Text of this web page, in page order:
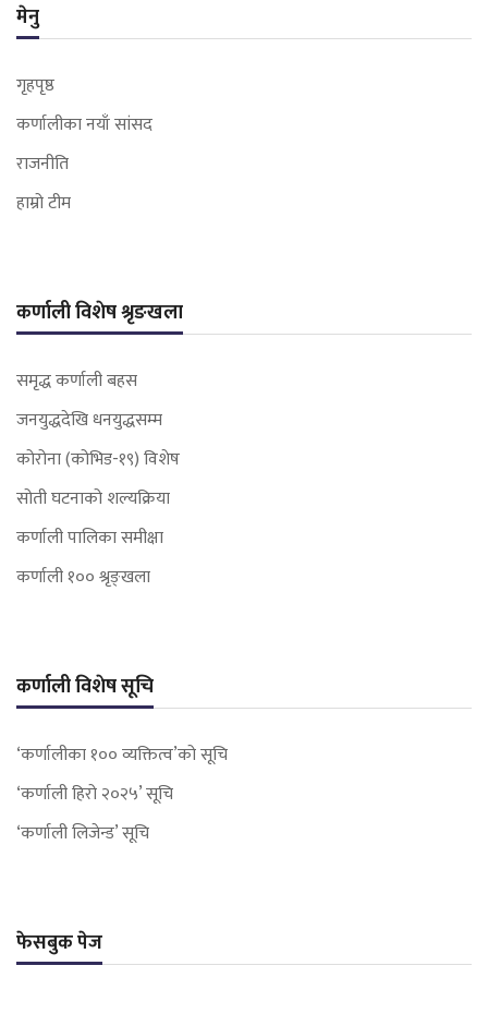
मेनु
गृहपृष्ठ
कर्णालीका नयाँ सांसद
राजनीति
हाम्रो टीम
कर्णाली विशेष श्रृङखला
समृद्ध कर्णाली बहस
जनयुद्धदेखि धनयुद्धसम्म
कोरोना (कोभिड-१९) विशेष
सोती घटनाको शल्यक्रिया
कर्णाली पालिका समीक्षा
कर्णाली १०० श्रृङ्खला
कर्णाली विशेष सूचि
‘कर्णालीका १०० व्यक्तित्व’को सूचि
‘कर्णाली हिरो २०२५’ सूचि
‘कर्णाली लिजेन्ड’ सूचि
फेसबुक पेज